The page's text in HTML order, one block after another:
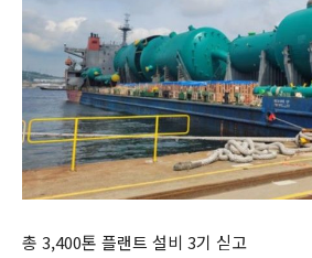
총 3,400톤 플랜트 설비 3기 싣고